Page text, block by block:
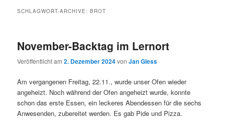
SCHLAGWORT-ARCHIVE:BROT
November-Backtag im Lernort
Veröffentlicht am2. Dezember 2024vonJan Giess
Am vergangenen Freitag, 22.11., wurde unser Ofen wieder
angeheizt. Noch während der Ofen angeheizt wurde, konnte
schon das erste Essen, ein leckeres Abendessen für die sechs
Anwesenden, zubereitet werden. Es gab Pide und Pizza.